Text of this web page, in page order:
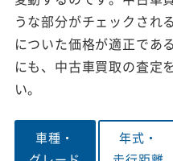
うな部分がチェックされ
についた価格が適正であ
にも、中古車買取の査定
い。
車種・
年式・